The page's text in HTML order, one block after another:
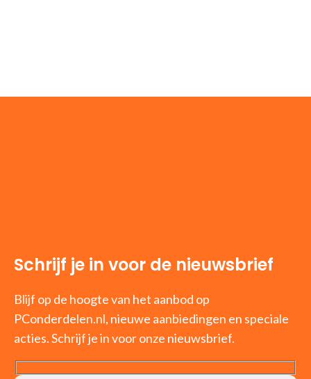
Schrijf je in voor de nieuwsbrief
Blijf op de hoogte van het aanbod op
PConderdelen.nl, nieuwe aanbiedingen en speciale
acties. Schrijf je in voor onze nieuwsbrief.